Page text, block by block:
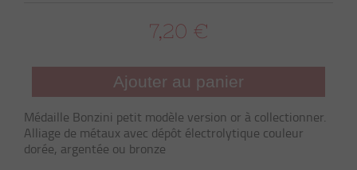
7,20 €
Ajouter au panier
Médaille Bonzini petit modèle version or à collectionner.
Alliage de métaux avec dépôt électrolytique couleur
dorée, argentée ou bronze